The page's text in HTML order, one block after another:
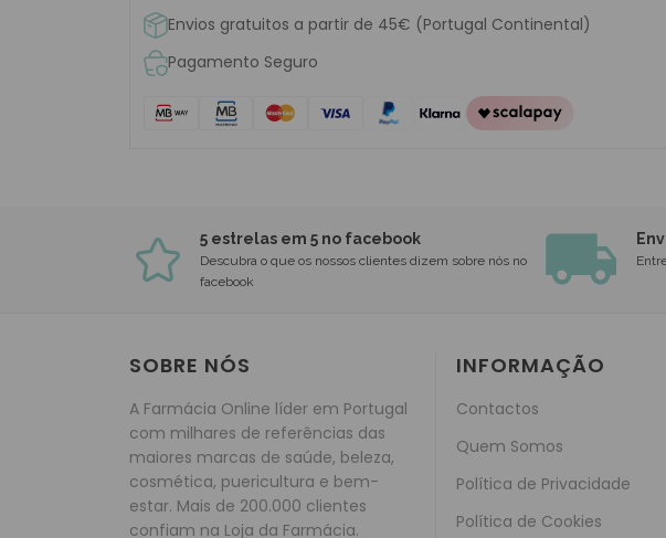
Envios gratuitos a partir de 45€ (Portugal Continental)
Pagamento Seguro
5 estrelas em 5 no facebook
Descubra o que os nossos clientes dizem sobre nós no
facebook
SOBRE NÓS
A Farmácia Online líder em Portugal
com milhares de referências das
maiores marcas de saúde, beleza,
cosmética, puericultura e bem-
estar. Mais de 200.000 clientes
confiam na Loja da Farmácia.
INFORMAÇÃO
Contactos
Quem Somos
Política de Privacidade
Política de Cookies